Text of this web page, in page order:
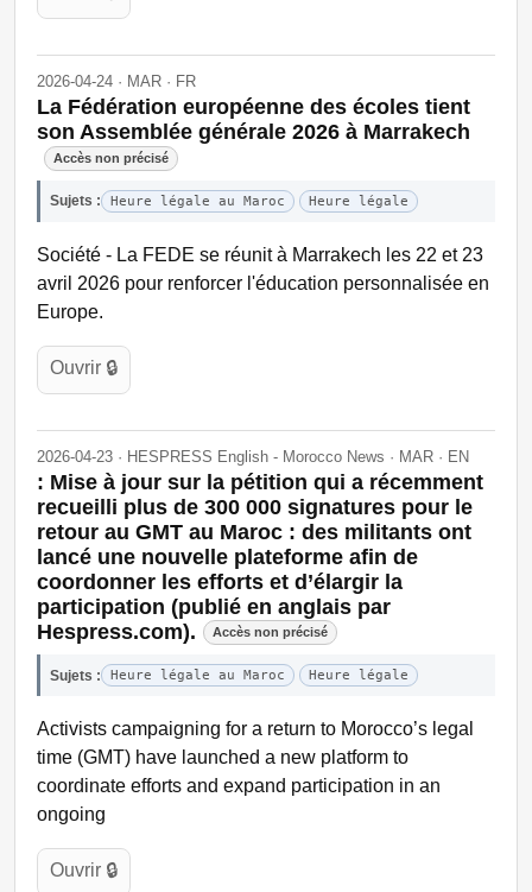
2026-04-24 · MAR · FR
La Fédération européenne des écoles tient
son Assemblée générale 2026 à Marrakech
Accès non précisé
Sujets : Heure légale au Maroc Heure légale
Société - La FEDE se réunit à Marrakech les 22 et 23
avril 2026 pour renforcer l'éducation personnalisée en
Europe.
Ouvrir 🔒
2026-04-23 · HESPRESS English - Morocco News · MAR · EN
: Mise à jour sur la pétition qui a récemment
recueilli plus de 300 000 signatures pour le
retour au GMT au Maroc : des militants ont
lancé une nouvelle plateforme afin de
coordonner les efforts et d’élargir la
participation (publié en anglais par
Hespress.com).
Accès non précisé
Sujets : Heure légale au Maroc Heure légale
Activists campaigning for a return to Morocco’s legal
time (GMT) have launched a new platform to
coordinate efforts and expand participation in an
ongoing
Ouvrir 🔒